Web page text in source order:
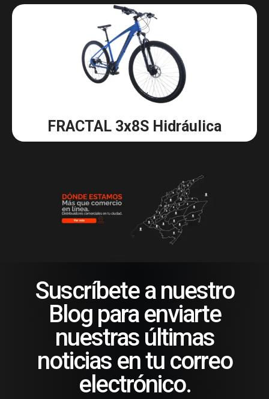
FRACTAL 3x8S Hidráulica
Suscríbete a nuestro
Blog para enviarte
nuestras últimas
noticias en tu correo
electrónico.